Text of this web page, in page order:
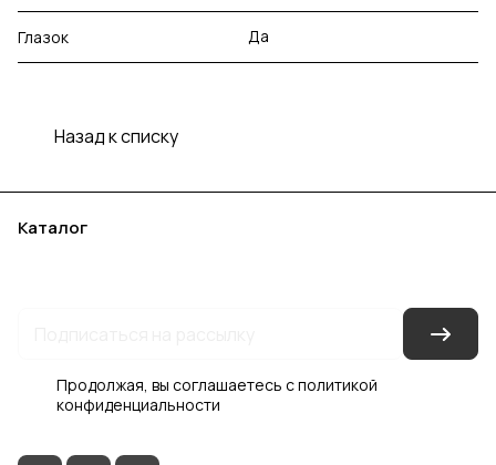
Глазок Да
Назад к списку
Каталог
Продолжая, вы соглашаетесь сполитикой
конфиденциальности